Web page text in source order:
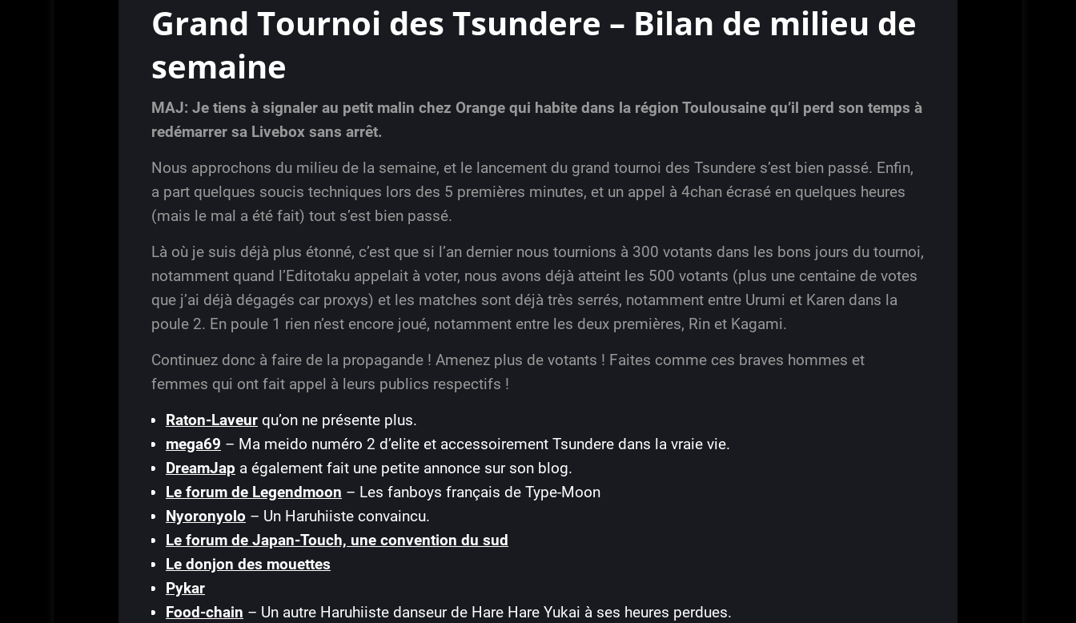
Grand Tournoi des Tsundere – Bilan de milieu de
semaine
MAJ: Je tiens à signaler au petit malin chez Orange qui habite dans la région Toulousaine qu’il perd son temps à
redémarrer sa Livebox sans arrêt.
Nous approchons du milieu de la semaine, et le lancement du grand tournoi des Tsundere s’est bien passé. Enfin,
a part quelques soucis techniques lors des 5 premières minutes, et un appel à 4chan écrasé en quelques heures
(mais le mal a été fait) tout s’est bien passé.
Là où je suis déjà plus étonné, c’est que si l’an dernier nous tournions à 300 votants dans les bons jours du tournoi,
notamment quand l’Editotaku appelait à voter, nous avons déjà atteint les 500 votants (plus une centaine de votes
que j’ai déjà dégagés car proxys) et les matches sont déjà très serrés, notamment entre Urumi et Karen dans la
poule 2. En poule 1 rien n’est encore joué, notamment entre les deux premières, Rin et Kagami.
Continuez donc à faire de la propagande ! Amenez plus de votants ! Faites comme ces braves hommes et
femmes qui ont fait appel à leurs publics respectifs !
Raton-Laveur qu’on ne présente plus.
mega69 – Ma meido numéro 2 d’elite et accessoirement Tsundere dans la vraie vie.
DreamJap a également fait une petite annonce sur son blog.
Le forum de Legendmoon – Les fanboys français de Type-Moon
Nyoronyolo – Un Haruhiiste convaincu.
Le forum de Japan-Touch, une convention du sud
Le donjon des mouettes
Pykar
Food-chain – Un autre Haruhiiste danseur de Hare Hare Yukai à ses heures perdues.